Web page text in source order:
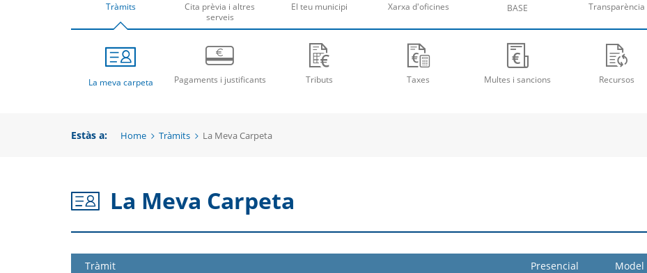
Tràmits
Obre
una
finestra
La meva carpeta Pagaments i justificants Tributs Taxes Multes i sancions Recursos
Cita prèvia i altres
serveis
Obre
una
finestra
El teu municipi
Obre
una
Xarxa d'oficines
Obre
una
BASE
Obre
una
Transparència
Obre
una
Estàs a: Home Tràmits La Meva Carpeta
La Meva Carpeta
Tràmit Presencial Model